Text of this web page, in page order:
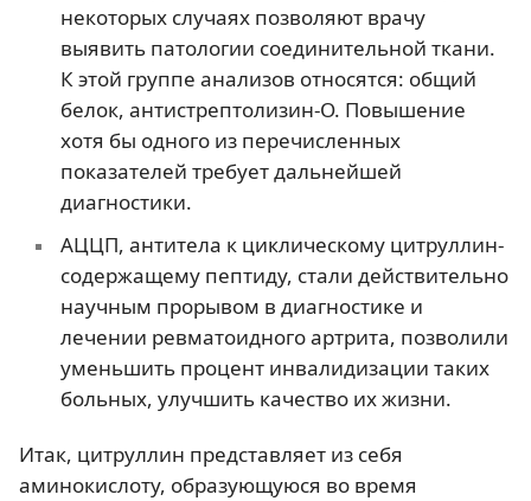
некоторых случаях позволяют врачу
выявить патологии соединительной ткани.
К этой группе анализов относятся: общий
белок, антистрептолизин-О. Повышение
хотя бы одного из перечисленных
показателей требует дальнейшей
диагностики.
АЦЦП, антитела к циклическому цитруллин-
содержащему пептиду, стали действительно
научным прорывом в диагностике и
лечении ревматоидного артрита, позволили
уменьшить процент инвалидизации таких
больных, улучшить качество их жизни.
Итак, цитруллин представляет из себя
аминокислоту, образующуюся во время